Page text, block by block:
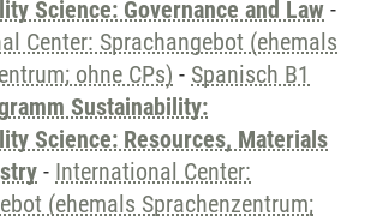
Science: Governance and Law -
Center: Sprachangebot (ehemals
ohne CPs) - Spanisch B1
Sustainability:
Science: Resources, Materials
- International Center:
(ehemals Sprachenzentrum;